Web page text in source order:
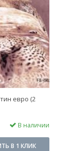
евро (2
В наличии
В 1 КЛИК